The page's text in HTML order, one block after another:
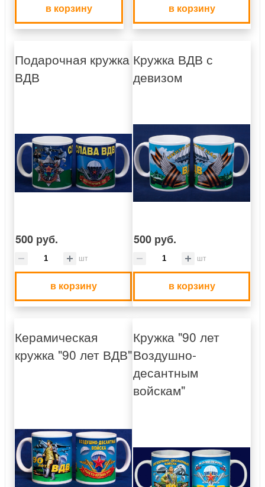
в корзину в корзину
Подарочная кружка
ВДВ
500 руб.
шт
в корзину
Кружка ВДВ с
девизом
500 руб.
шт
в корзину
Керамическая
кружка "90 лет ВДВ"
Кружка "90 лет
Воздушно-
десантным
войскам"